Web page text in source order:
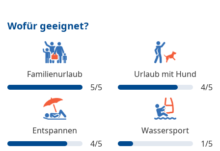
Wofür geeignet?
Familienurlaub
5/5
Urlaub mit Hund
4/5
Entspannen
4/5
Wassersport
1/5